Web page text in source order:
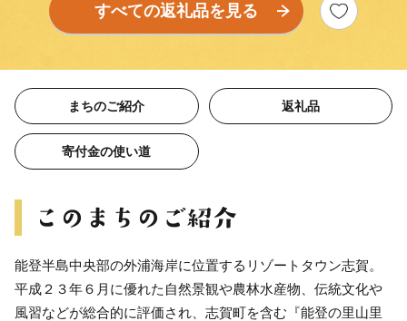
すべての返礼品を見る
まちのご紹介 返礼品
寄付金の使い道
能登半島中央部の外浦海岸に位置するリゾートタウン志賀。
平成２３年６月に優れた自然景観や農林水産物、伝統文化や
風習などが総合的に評価され、志賀町を含む『能登の里山里